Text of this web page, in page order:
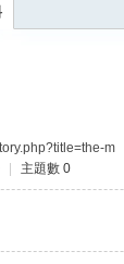
m
主題數 0